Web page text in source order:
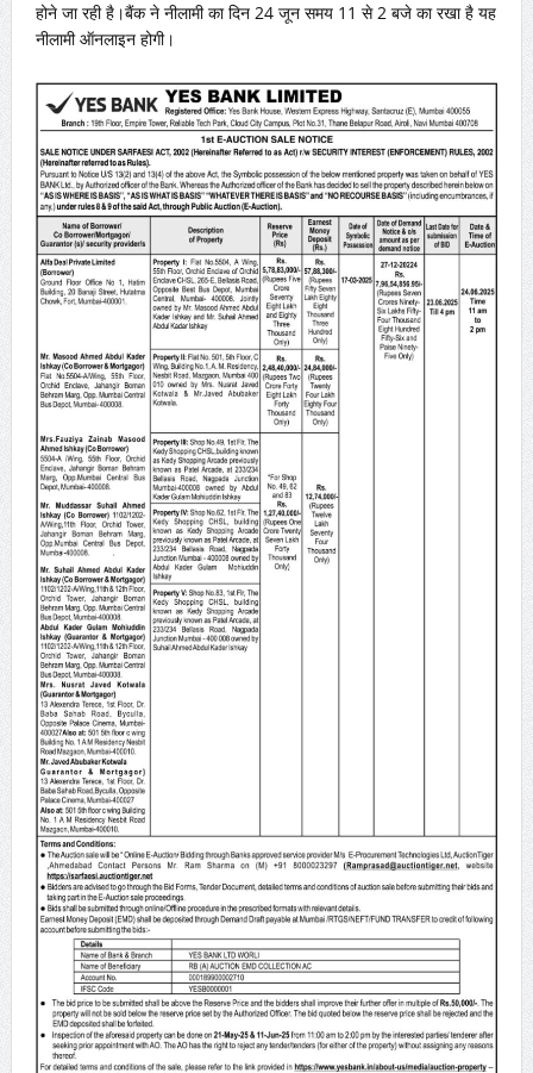
होने जा रही है।बैंक ने नीलामी का दिन 24 जून समय 11 से 2 बजे का रखा है यह
नीलामी ऑनलाइन होगी।